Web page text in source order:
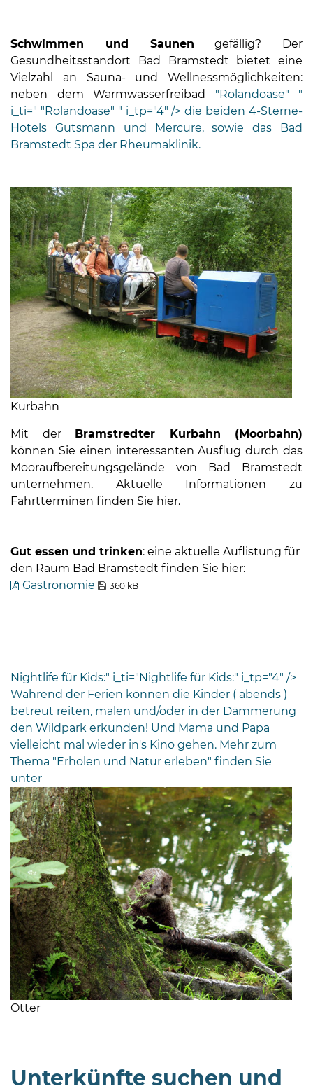
Schwimmen und Saunen gefällig? Der
Gesundheitsstandort Bad Bramstedt bietet eine
Vielzahl an Sauna- und Wellnessmöglichkeiten:
neben dem Warmwasserfreibad "Rolandoase" "
i_ti=" "Rolandoase" " i_tp="4" /> die beiden 4-Sterne-
Hotels Gutsmann und Mercure, sowie das Bad
Bramstedt Spa der Rheumaklinik.
Kurbahn
Mit der
Bramstredter Kurbahn (Moorbahn)
können Sie einen interessanten Ausflug durch das
Mooraufbereitungsgelände von Bad Bramstedt
unternehmen. Aktuelle Informationen zu
Fahrtterminen finden Sie hier.
Gut essen und trinken: eine aktuelle Auflistung für
den Raum Bad Bramstedt finden Sie hier:
Gastronomie
360 kB
Nightlife für Kids:" i_ti="Nightlife für Kids:" i_tp="4" />
Während der Ferien können die Kinder ( abends )
betreut reiten, malen und/oder in der Dämmerung
den Wildpark erkunden! Und Mama und Papa
vielleicht mal wieder in's Kino gehen. Mehr zum
Thema "Erholen und Natur erleben" finden Sie
unter
Otter
Unterkünfte suchen und